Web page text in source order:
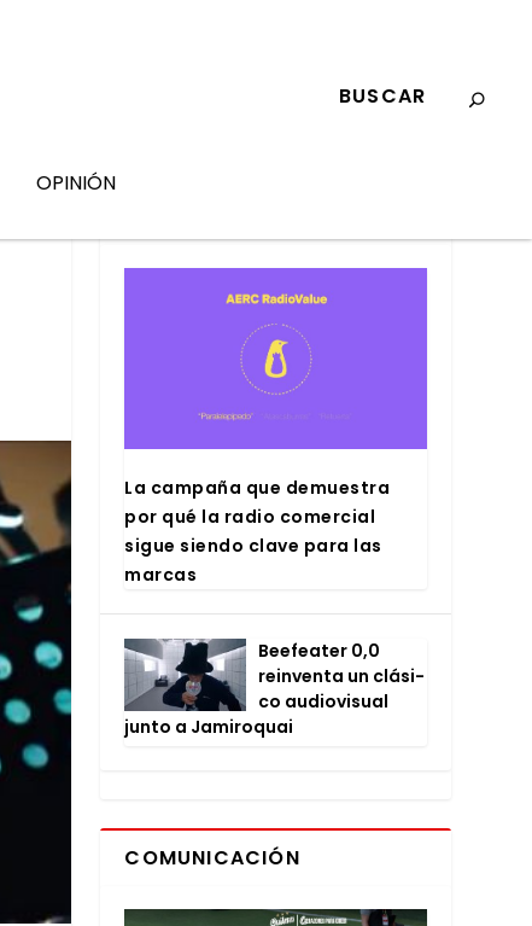
OPINIÓN
La cam­pa­ña que demues­tra
por qué la radio comer­cial
sigue sien­do cla­ve para las
mar­cas
Bee­fea­ter 0,0
rein­ven­ta un clá­si­
co audio­vi­sual
jun­to a Jami­ro­quai
COMUNICACIÓN